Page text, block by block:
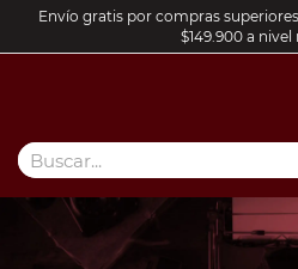
Envío gratis por compras
$149.900 a nivel